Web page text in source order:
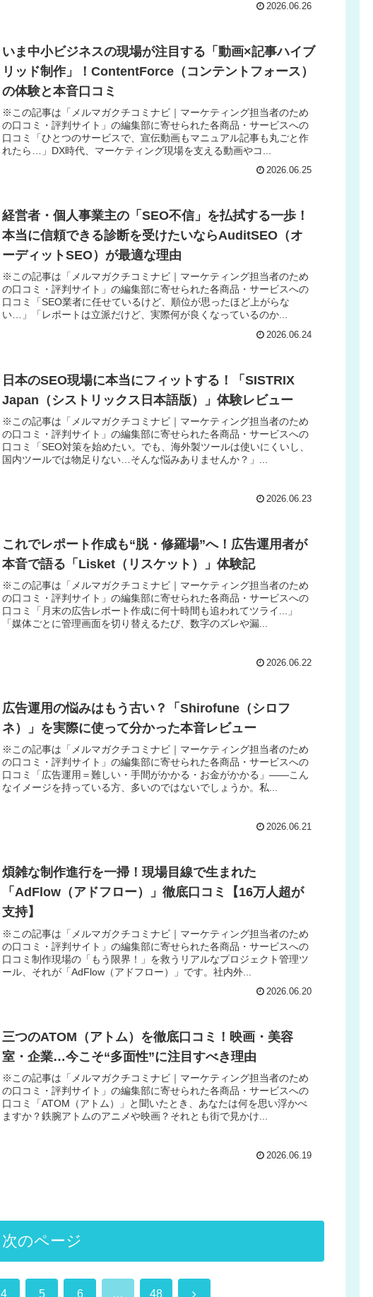
2026.06.26
いま中小ビジネスの現場が注目する「動画×記事ハイブ
リッド制作」！ContentForce（コンテントフォース）
の体験と本音口コミ
※この記事は「メルマガクチコミナビ｜マーケティング担当者のため
の口コミ・評判サイト」の編集部に寄せられた各商品・サービスへの
口コミ「ひとつのサービスで、宣伝動画もマニュアル記事も丸ごと作
れたら…」DX時代、マーケティング現場を支える動画やコ...
2026.06.25
経営者・個人事業主の「SEO不信」を払拭する一歩！
本当に信頼できる診断を受けたいならAuditSEO（オ
ーディットSEO）が最適な理由
※この記事は「メルマガクチコミナビ｜マーケティング担当者のため
の口コミ・評判サイト」の編集部に寄せられた各商品・サービスへの
口コミ「SEO業者に任せているけど、順位が思ったほど上がらな
い…」「レポートは立派だけど、実際何が良くなっているのか...
2026.06.24
日本のSEO現場に本当にフィットする！「SISTRIX
Japan（シストリックス日本語版）」体験レビュー
※この記事は「メルマガクチコミナビ｜マーケティング担当者のため
の口コミ・評判サイト」の編集部に寄せられた各商品・サービスへの
口コミ「SEO対策を始めたい。でも、海外製ツールは使いにくいし、
国内ツールでは物足りない…そんな悩みありませんか？」...
2026.06.23
これでレポート作成も“脱・修羅場”へ！広告運用者が
本音で語る「Lisket（リスケット）」体験記
※この記事は「メルマガクチコミナビ｜マーケティング担当者のため
の口コミ・評判サイト」の編集部に寄せられた各商品・サービスへの
口コミ「月末の広告レポート作成に何十時間も追われてツライ...」
「媒体ごとに管理画面を切り替えるたび、数字のズレや漏...
2026.06.22
広告運用の悩みはもう古い？「Shirofune（シロフ
ネ）」を実際に使って分かった本音レビュー
※この記事は「メルマガクチコミナビ｜マーケティング担当者のため
の口コミ・評判サイト」の編集部に寄せられた各商品・サービスへの
口コミ「広告運用＝難しい・手間がかかる・お金がかかる」——こん
なイメージを持っている方、多いのではないでしょうか。私...
2026.06.21
煩雑な制作進行を一掃！現場目線で生まれた
「AdFlow（アドフロー）」徹底口コミ【16万人超が
支持】
※この記事は「メルマガクチコミナビ｜マーケティング担当者のため
の口コミ・評判サイト」の編集部に寄せられた各商品・サービスへの
口コミ制作現場の「もう限界！」を救うリアルなプロジェクト管理ツ
ール、それが「AdFlow（アドフロー）」です。社内外...
2026.06.20
三つのATOM（アトム）を徹底口コミ！映画・美容
室・企業…今こそ“多面性”に注目すべき理由
※この記事は「メルマガクチコミナビ｜マーケティング担当者のため
の口コミ・評判サイト」の編集部に寄せられた各商品・サービスへの
口コミ「ATOM（アトム）」と聞いたとき、あなたは何を思い浮かべ
ますか？鉄腕アトムのアニメや映画？それとも街で見かけ...
2026.06.19
次のページ
4 5 6 … 48 次